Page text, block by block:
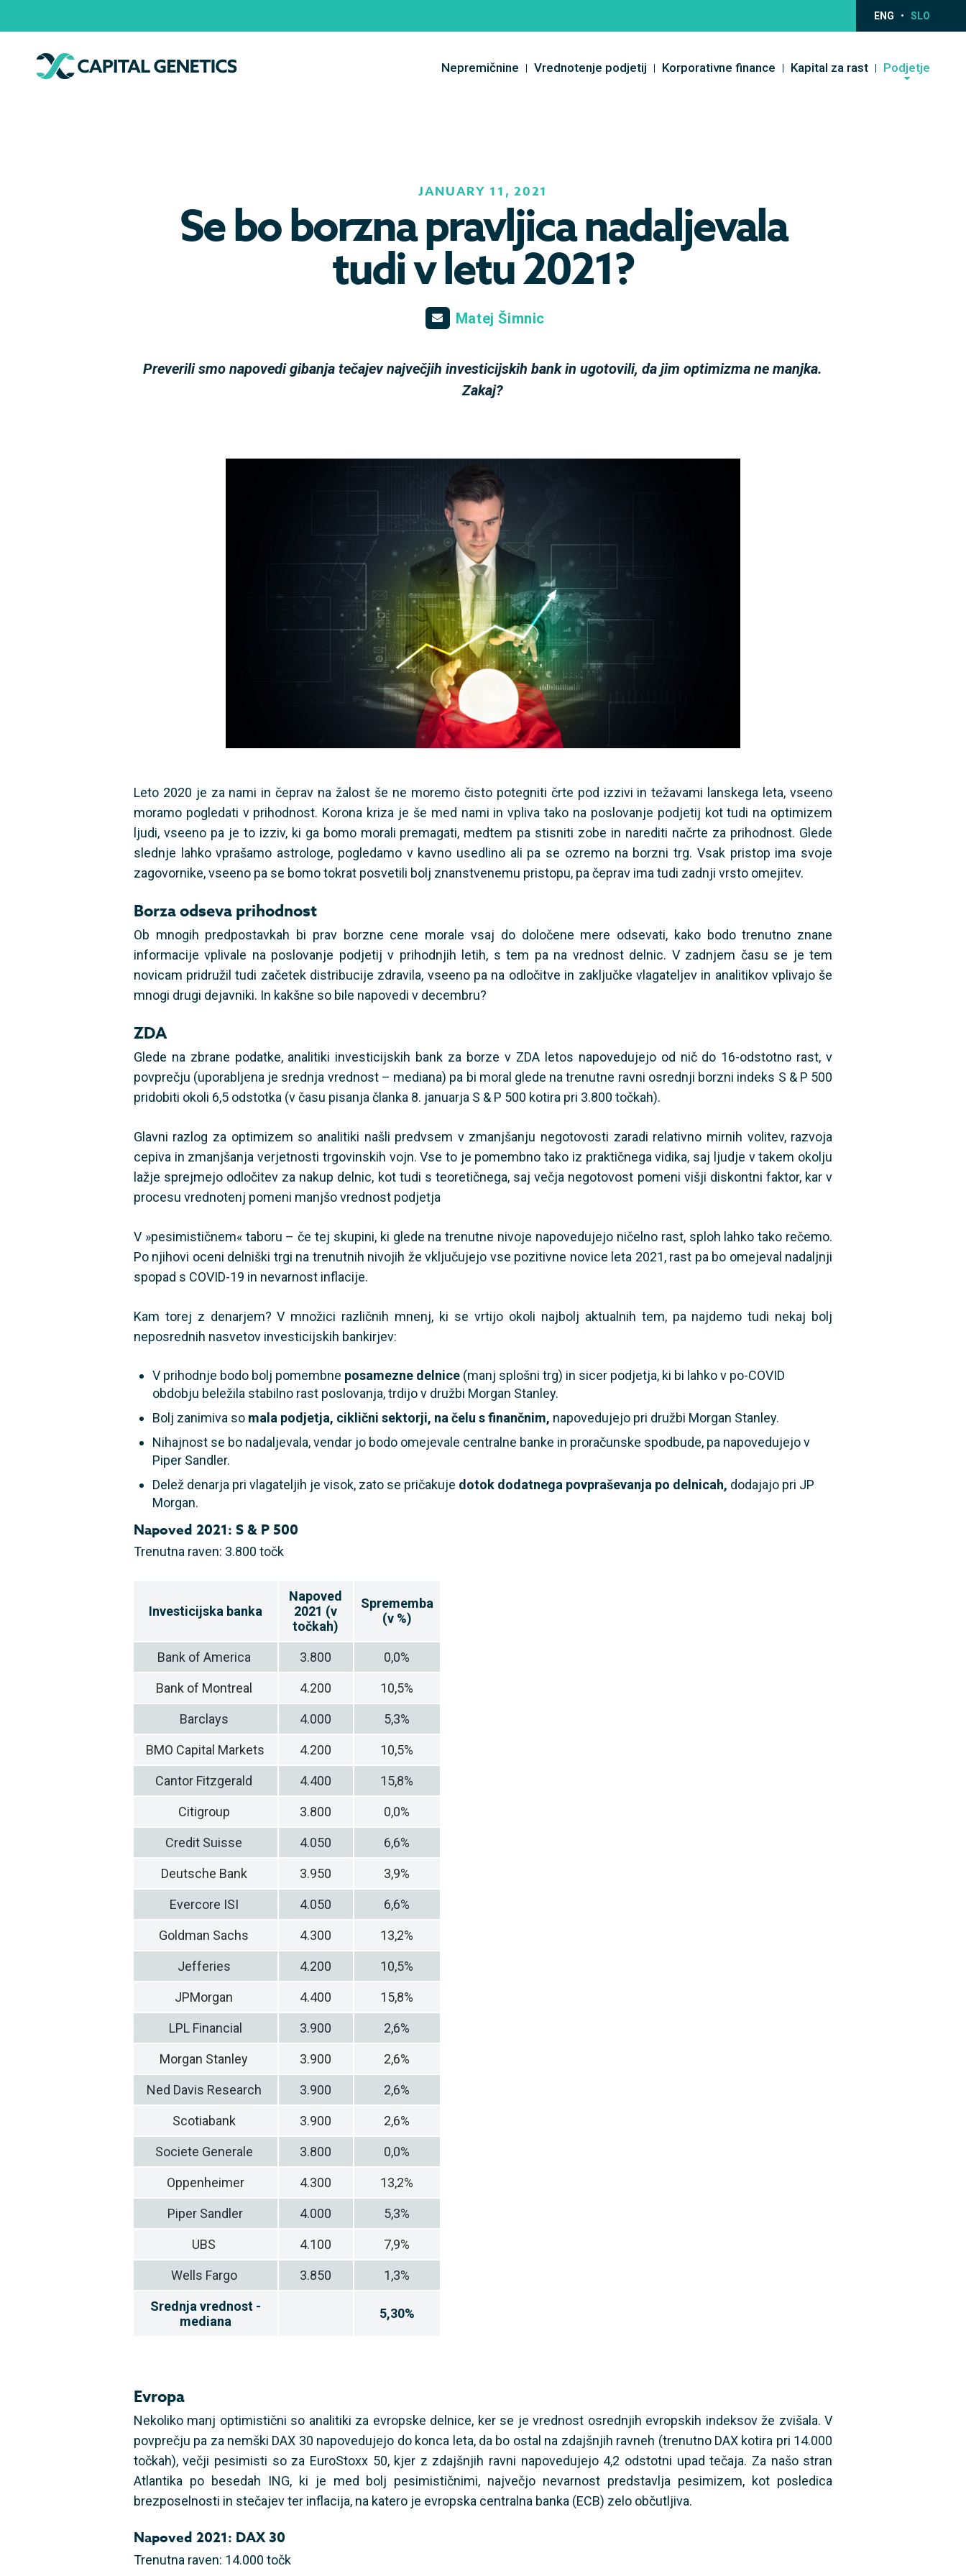
ENG SLO
Nepremičnine Vrednotenje podjetij Korporativne finance Kapital za rast Podjetje
JANUARY 11, 2021
Se bo borzna pravljica nadaljevala
tudi v letu 2021?
Matej Šimnic
Preverili smo napovedi gibanja tečajev največjih investicijskih bank in ugotovili, da jim optimizma ne manjka.
Zakaj?
Leto 2020 je za nami in čeprav na žalost še ne moremo čisto potegniti črte pod izzivi in težavami lanskega leta, vseeno
moramo pogledati v prihodnost. Korona kriza je še med nami in vpliva tako na poslovanje podjetij kot tudi na optimizem
ljudi, vseeno pa je to izziv, ki ga bomo morali premagati, medtem pa stisniti zobe in narediti načrte za prihodnost. Glede
slednje lahko vprašamo astrologe, pogledamo v kavno usedlino ali pa se ozremo na borzni trg. Vsak pristop ima svoje
zagovornike, vseeno pa se bomo tokrat posvetili bolj znanstvenemu pristopu, pa čeprav ima tudi zadnji vrsto omejitev.
Borza odseva prihodnost
Ob mnogih predpostavkah bi prav borzne cene morale vsaj do določene mere odsevati, kako bodo trenutno znane
informacije vplivale na poslovanje podjetij v prihodnjih letih, s tem pa na vrednost delnic. V zadnjem času se je tem
novicam pridružil tudi začetek distribucije zdravila, vseeno pa na odločitve in zaključke vlagateljev in analitikov vplivajo še
mnogi drugi dejavniki. In kakšne so bile napovedi v decembru?
ZDA
Glede na zbrane podatke, analitiki investicijskih bank za borze v ZDA letos napovedujejo od nič do 16-odstotno rast, v
povprečju (uporabljena je srednja vrednost – mediana) pa bi moral glede na trenutne ravni osrednji borzni indeks S & P 500
pridobiti okoli 6,5 odstotka (v času pisanja članka 8. januarja S & P 500 kotira pri 3.800 točkah).
Glavni razlog za optimizem so analitiki našli predvsem v zmanjšanju negotovosti zaradi relativno mirnih volitev, razvoja
cepiva in zmanjšanja verjetnosti trgovinskih vojn. Vse to je pomembno tako iz praktičnega vidika, saj ljudje v takem okolju
lažje sprejmejo odločitev za nakup delnic, kot tudi s teoretičnega, saj večja negotovost pomeni višji diskontni faktor, kar v
procesu vrednotenj pomeni manjšo vrednost podjetja
V »pesimističnem« taboru – če tej skupini, ki glede na trenutne nivoje napovedujejo ničelno rast, sploh lahko tako rečemo.
Po njihovi oceni delniški trgi na trenutnih nivojih že vključujejo vse pozitivne novice leta 2021, rast pa bo omejeval nadaljnji
spopad s COVID-19 in nevarnost inflacije.
Kam torej z denarjem? V množici različnih mnenj, ki se vrtijo okoli najbolj aktualnih tem, pa najdemo tudi nekaj bolj
neposrednih nasvetov investicijskih bankirjev:
V prihodnje bodo bolj pomembne posamezne delnice(manj splošni trg) in sicer podjetja, ki bi lahko v po-COVID
obdobju beležila stabilno rast poslovanja, trdijo v družbi Morgan Stanley.
Bolj zanimiva so mala podjetja, ciklični sektorji, na čelu s finančnim, napovedujejo pri družbi Morgan Stanley.
Nihajnost se bo nadaljevala, vendar jo bodo omejevale centralne banke in proračunske spodbude, pa napovedujejo v
Piper Sandler.
Delež denarja pri vlagateljih je visok, zato se pričakuje dotok dodatnega povpraševanja po delnicah, dodajajo pri JP
Morgan.
Napoved 2021: S & P 500
Trenutna raven: 3.800 točk
Investicijska banka
Napoved
2021 (v
točkah)
Sprememba
(v %)
Bank of America 3.800 0,0%
Bank of Montreal 4.200 10,5%
Barclays 4.000 5,3%
BMO Capital Markets 4.200 10,5%
Cantor Fitzgerald 4.400 15,8%
Citigroup 3.800 0,0%
Credit Suisse 4.050 6,6%
Deutsche Bank 3.950 3,9%
Evercore ISI 4.050 6,6%
Goldman Sachs 4.300 13,2%
Jefferies 4.200 10,5%
JPMorgan 4.400 15,8%
LPL Financial 3.900 2,6%
Morgan Stanley 3.900 2,6%
Ned Davis Research 3.900 2,6%
Scotiabank 3.900 2,6%
Societe Generale 3.800 0,0%
Oppenheimer 4.300 13,2%
Piper Sandler 4.000 5,3%
UBS 4.100 7,9%
Wells Fargo 3.850 1,3%
Srednja vrednost -
mediana
5,30%
Evropa
Nekoliko manj optimistični so analitiki za evropske delnice, ker se je vrednost osrednjih evropskih indeksov že zvišala. V
povprečju pa za nemški DAX 30 napovedujejo do konca leta, da bo ostal na zdajšnjih ravneh (trenutno DAX kotira pri 14.000
točkah), večji pesimisti so za EuroStoxx 50, kjer z zdajšnjih ravni napovedujejo 4,2 odstotni upad tečaja. Za našo stran
Atlantika po besedah ING, ki je med bolj pesimističnimi, največjo nevarnost predstavlja pesimizem, kot posledica
brezposelnosti in stečajev ter inflacija, na katero je evropska centralna banka (ECB) zelo občutljiva.
Napoved 2021: DAX 30
Trenutna raven: 14.000 točk